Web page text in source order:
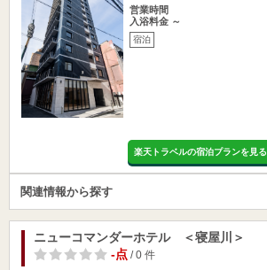
営業時間
入浴料金 ～
宿泊
楽天トラベルの宿泊プランを見る
関連情報から探す
ニューコマンダーホテル ＜寝屋川＞
-点 / 0 件